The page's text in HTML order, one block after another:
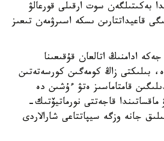
بەكىتىلگەن سوت ارقىلى قورعالۋ
قاعيداتتارىن ىسكە اسىرۋمەن تىعىز
ادامنىڭ اتالعان قۇقىعىنا
بىلىكتى زاڭ كومەگىن كورسەتەتىن
قامتاماسىز ەتۋ ءۇشىن دە
قاجەتتى نورماتيۆتىك-
جانە وزگە سيپاتتاعى شارالاردى